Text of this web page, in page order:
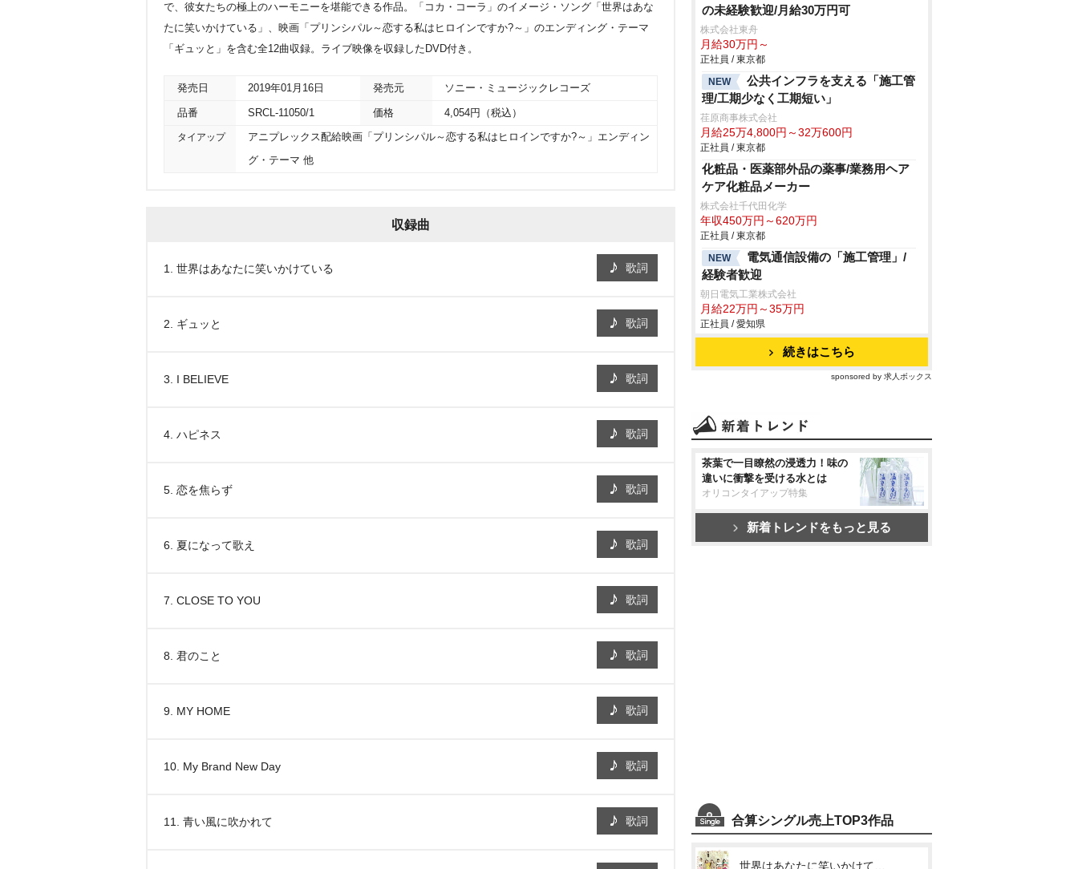
で、彼女たちの極上のハーモニーを堪能できる作品。「コカ・コーラ」のイメージ・ソング「世界はあな
たに笑いかけている」、映画「プリンシパル～恋する私はヒロインですか?～」のエンディング・テーマ
「ギュッと」を含む全12曲収録。ライブ映像を収録したDVD付き。
発売日 2019年01月16日 発売元 ソニー・ミュージックレコーズ
品番 SRCL-11050/1 価格 4,054円（税込）
タイアップ アニプレックス配給映画「プリンシパル～恋する私はヒロインですか?～」エンディン
グ・テーマ 他
収録曲
1. 世界はあなたに笑いかけている 歌詞
2. ギュッと 歌詞
3. I BELIEVE 歌詞
4. ハピネス 歌詞
5. 恋を焦らず 歌詞
6. 夏になって歌え 歌詞
7. CLOSE TO YOU 歌詞
8. 君のこと 歌詞
9. MY HOME 歌詞
10. My Brand New Day 歌詞
11. 青い風に吹かれて 歌詞
の未経験歓迎/月給30万円可
株式会社東舟
月給30万円～
正社員 / 東京都
NEW
公共インフラを支える「施工管
理/工期少なく工期短い」
荏原商事株式会社
月給25万4,800円～32万600円
正社員 / 東京都
化粧品・医薬部外品の薬事/業務用ヘア
ケア化粧品メーカー
株式会社千代田化学
年収450万円～620万円
正社員 / 東京都
NEW
電気通信設備の「施工管理」/
経験者歓迎
朝日電気工業株式会社
月給22万円～35万円
正社員 / 愛知県
続きはこちら
sponsored by 求人ボックス
茶葉で一目瞭然の浸透力！味の
違いに衝撃を受ける水とは
オリコンタイアップ特集
新着トレンドをもっと見る
合算シングル売上TOP3作品